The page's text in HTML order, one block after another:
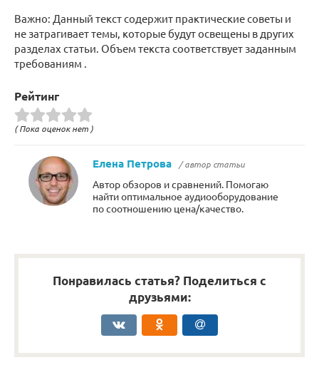
Важно: Данный текст содержит практические советы и
не затрагивает темы, которые будут освещены в других
разделах статьи. Объем текста соответствует заданным
требованиям .
Рейтинг
( Пока оценок нет )
Елена Петрова / автор статьи
Автор обзоров и сравнений. Помогаю
найти оптимальное аудиооборудование
по соотношению цена/качество.
Понравилась статья? Поделиться с
друзьями: